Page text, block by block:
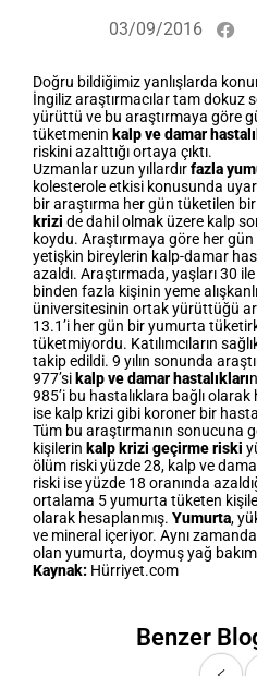
03/09/2016
Doğru bildiğimiz yanlışlarda
İngiliz araştırmacılar tam dokuz
yürüttü ve bu araştırmaya göre
tüketmenin kalp ve damar
riskini azalttığı ortaya çıktı.
Uzmanlar uzun yıllardırfazla
kolesterole etkisi konusunda
bir araştırma her gün tüketilen
krizi de dahil olmak üzere kalp
koydu. Araştırmaya göre her
yetişkin bireylerin kalp-damar
azaldı. Araştırmada, yaşları 30
binden fazla kişinin yeme
üniversitesinin ortak yürüttüğü
13.1’i her gün bir yumurta
tüketmiyordu. Katılımcıların
takip edildi. 9 yılın sonunda
977’si kalp ve damar hastalıkları
985’i bu hastalıklara bağlı olarak
ise kalp krizi gibi koroner bir
Tüm bu araştırmanın sonucuna
kişilerin kalp krizi geçirme riski
ölüm riski yüzde 28, kalp ve
riski ise yüzde 18 oranında
ortalama 5 yumurta tüketen
olarak hesaplanmış. Yumurta,
ve mineral içeriyor. Aynı
olan yumurta, doymuş yağ
Kaynak: Hürriyet.com
Benzer